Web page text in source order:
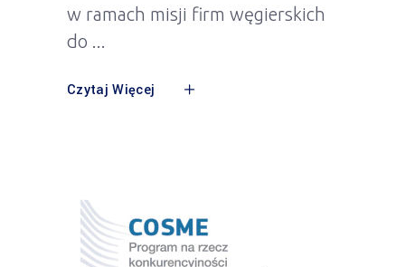
w ramach misji firm węgierskich
do
Czytaj Więcej